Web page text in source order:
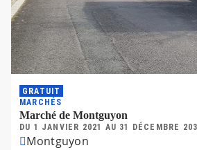
Marché de Montguyon
MARCHÉS
DU 1 JANVIER 2021 AU 31 DÉCEMBRE
Montguyon
GRATUIT